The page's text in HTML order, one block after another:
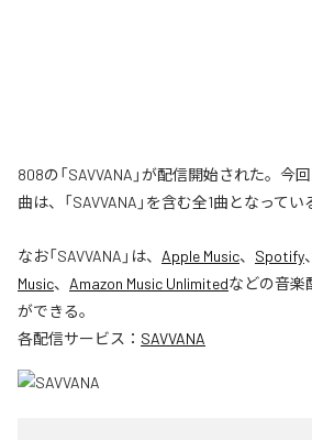
808の「SAVVANA」が配信開始された。今
曲は、「SAVVANA」を含む全1曲となってい
なお「SAVVANA 」は、 Apple Music、 Spotify、
Music、 Amazon Music Unlimitedなどの音楽
ができる。
各配信サービス： SAVVANA